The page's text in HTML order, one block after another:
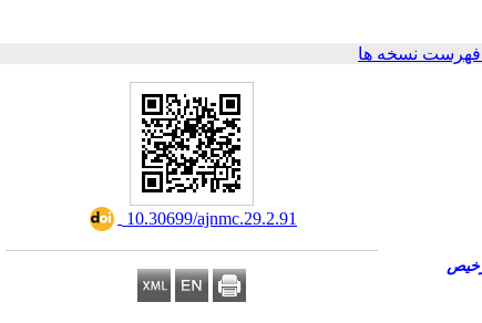
نسخه ها
‎ 10.30699/ajnmc.29.2.91